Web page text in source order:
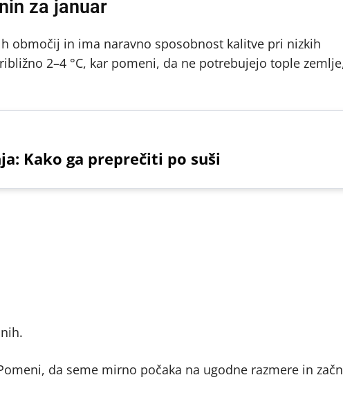
za januar
območij in ima naravno sposobnost kalitve pri nizkih
2–4 °C, kar pomeni, da ne potrebujejo tople
Kako ga preprečiti po suši
da seme mirno počaka na ugodne razmere in